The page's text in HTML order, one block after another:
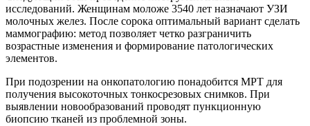
исследований. Женщинам моложе 3540 лет назначают УЗИ
молочных желез. После сорока оптимальный вариант сделать
маммографию: метод позволяет четко разграничить
возрастные изменения и формирование патологических
элементов.
При подозрении на онкопатологию понадобится МРТ для
получения высокоточных тонкосрезовых снимков. При
выявлении новообразований проводят пункционную
биопсию тканей из проблемной зоны.